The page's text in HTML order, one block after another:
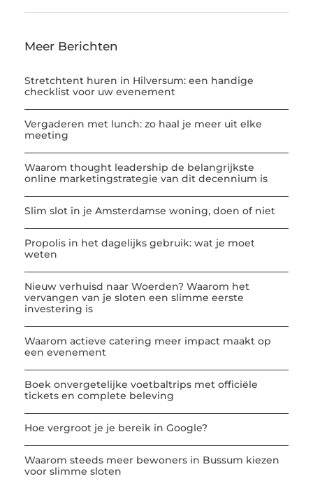
Meer Berichten
Stretchtent huren in Hilversum: een handige
checklist voor uw evenement
Vergaderen met lunch: zo haal je meer uit elke
meeting
Waarom thought leadership de belangrijkste
online marketingstrategie van dit decennium is
Slim slot in je Amsterdamse woning, doen of niet
Propolis in het dagelijks gebruik: wat je moet
weten
Nieuw verhuisd naar Woerden? Waarom het
vervangen van je sloten een slimme eerste
investering is
Waarom actieve catering meer impact maakt op
een evenement
Boek onvergetelijke voetbaltrips met officiële
tickets en complete beleving
Hoe vergroot je je bereik in Google?
Waarom steeds meer bewoners in Bussum kiezen
voor slimme sloten